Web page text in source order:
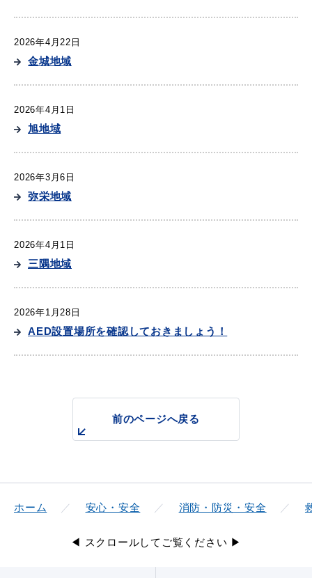
観光・飲食
場面から探す
教育 出会い・結婚
2026年4月22日
金城地域
2026年4月1日
旭地域
2026年3月6日
弥栄地域
2026年4月1日
三隅地域
2026年1月28日
AED設置場所を確認しておきましょう！
前のページへ戻る
ホーム 安心・安全 消防・防災・安全
◀ スクロールしてご覧ください ▶